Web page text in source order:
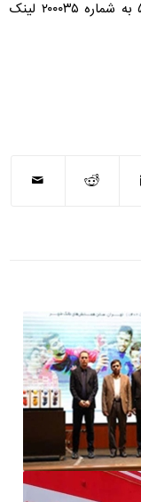
همچنین شهروندان می توانند با ارسال عدد ۵ به شماره ۲۰۰۰۳۵ لینک